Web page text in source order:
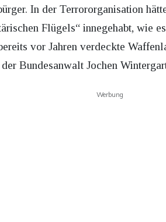
In der Terrororganisation
Flügels“ innegehabt, wie
vor Jahren verdeckte
Bundesanwalt Jochen
Werbung